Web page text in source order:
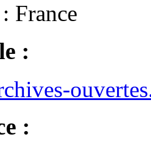
France
:
: